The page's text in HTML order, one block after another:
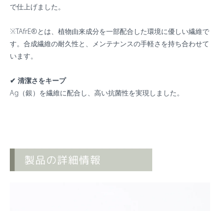
で仕上げました。
※TAfrE®️とは、植物由来成分を一部配合した環境に優しい繊維で
す。合成繊維の耐久性と、メンテナンスの手軽さを持ち合わせて
います。
✔︎ 清潔さをキープ
Ag（銀）を繊維に配合し、高い抗菌性を実現しました。